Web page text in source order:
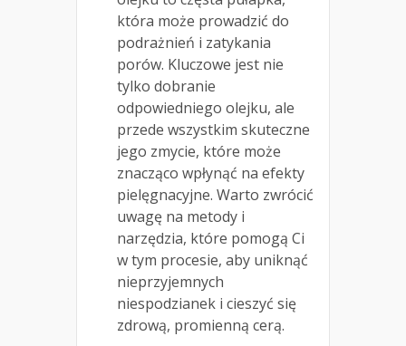
która może prowadzić do
podrażnień i zatykania
porów. Kluczowe jest nie
tylko dobranie
odpowiedniego olejku, ale
przede wszystkim skuteczne
jego zmycie, które może
znacząco wpłynąć na efekty
pielęgnacyjne. Warto zwrócić
uwagę na metody i
narzędzia, które pomogą Ci
w tym procesie, aby uniknąć
nieprzyjemnych
niespodzianek i cieszyć się
zdrową, promienną cerą.